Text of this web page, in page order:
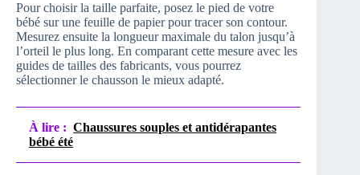
Pour choisir la taille parfaite, posez le pied de votre
bébé sur une feuille de papier pour tracer son contour.
Mesurez ensuite la longueur maximale du talon jusqu’à
l’orteil le plus long. En comparant cette mesure avec les
guides de tailles des fabricants, vous pourrez
sélectionner le chausson le mieux adapté.
À lire : Chaussures souples et antidérapantes
bébé été